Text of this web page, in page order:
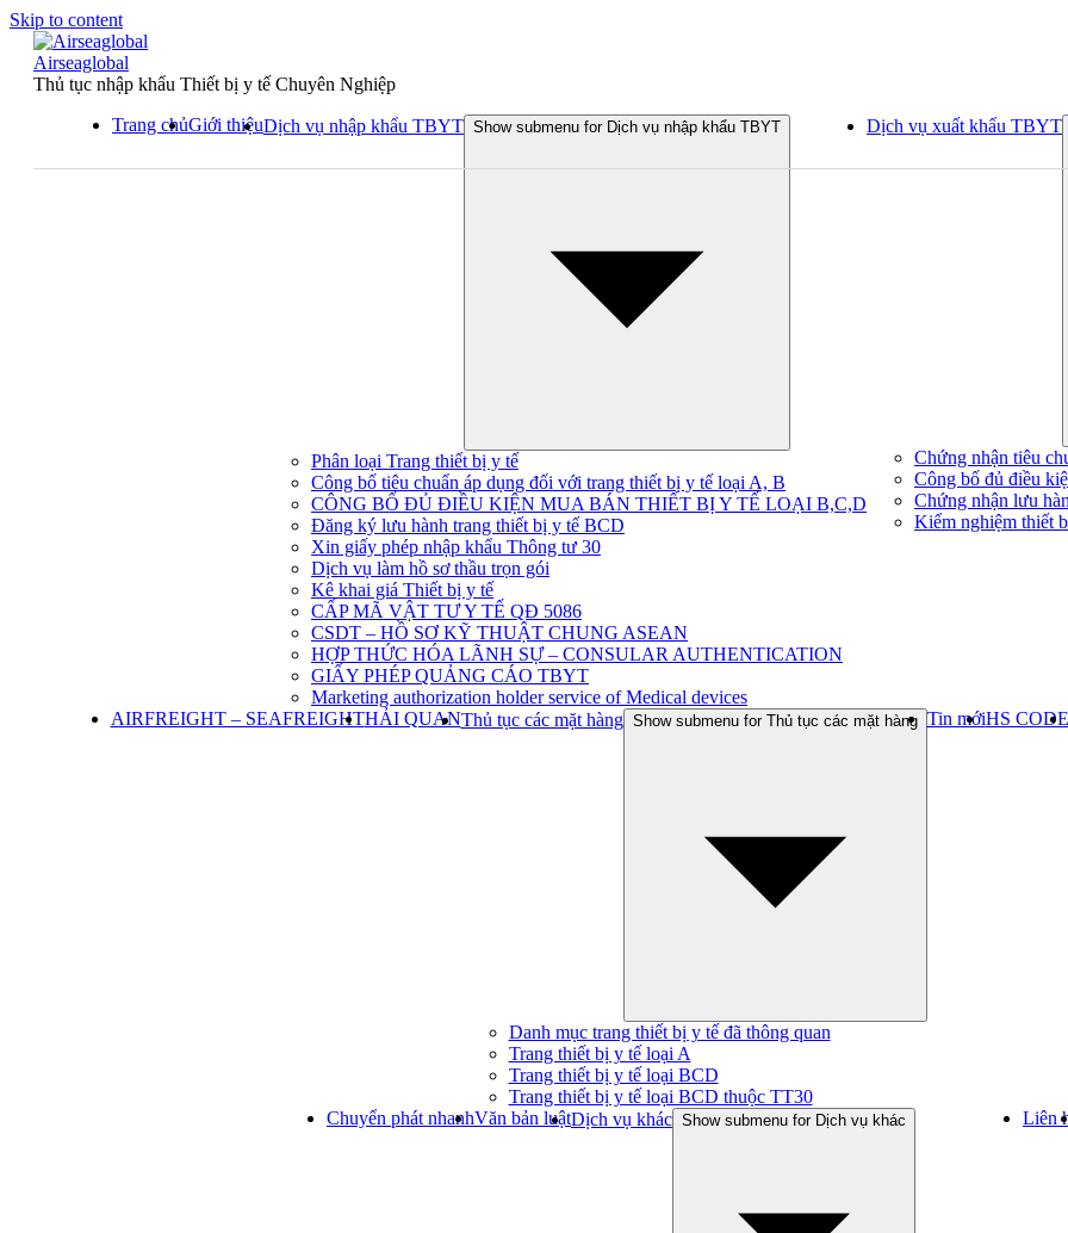
Skip to content
Airseaglobal
Thủ tục nhập khẩu Thiết bị y tế Chuyên Nghiệp
Trang chủGiới thiệuDịch vụ nhập khẩu TBYT Show submenu for Dịch vụ nhập khẩu TBYT
Phân loại Trang thiết bị y tế
Công bố tiêu chuẩn áp dụng đối với trang thiết bị y tế loại A, B
CÔNG BỐ ĐỦ ĐIỀU KIỆN MUA BÁN THIẾT BỊ Y TẾ LOẠI B,C,D
Đăng ký lưu hành trang thiết bị y tế BCD
Xin giấy phép nhập khẩu Thông tư 30
Dịch vụ làm hồ sơ thầu trọn gói
Kê khai giá Thiết bị y tế
CẤP MÃ VẬT TƯ Y TẾ QĐ 5086
CSDT – HỒ SƠ KỸ THUẬT CHUNG ASEAN
HỢP THỨC HÓA LÃNH SỰ – CONSULAR AUTHENTICATION
GIẤY PHÉP QUẢNG CÁO TBYT
Marketing authorization holder service of Medical devices
Dịch vụ xuất khẩu TBYT
Chứng nhận tiêu
Công bố đủ điều
Chứng nhận lưu
Kiểm nghiệm thiết
AIRFREIGHT – SEAFREIGHTHẢI QUANThủ tục các mặt hàng Show submenu for Thủ tục các mặt hàng
Danh mục trang thiết bị y tế đã thông quan
Trang thiết bị y tế loại A
Trang thiết bị y tế loại BCD
Trang thiết bị y tế loại BCD thuộc TT30
Tin mớiHS CODE
Chuyển phát nhanhVăn bản luậtDịch vụ khác Show submenu for Dịch vụ khác Liên